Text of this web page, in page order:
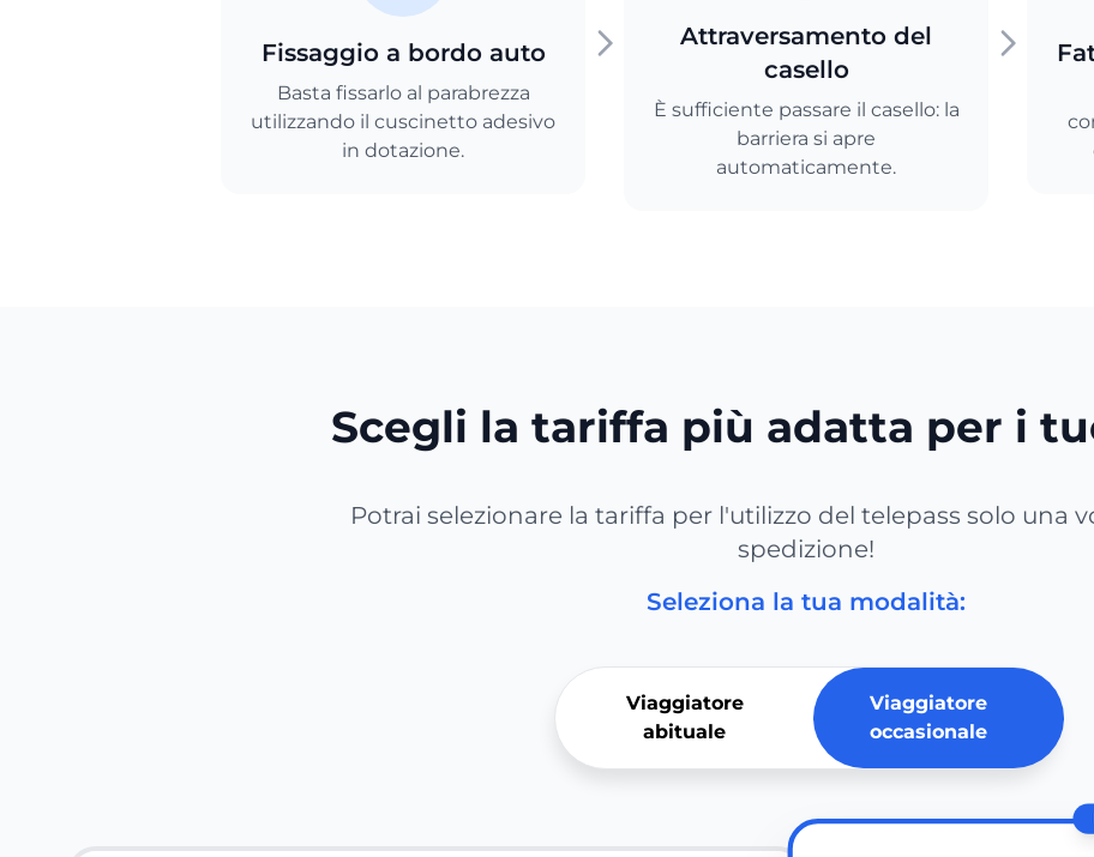
Fissaggio a bordo auto
Basta fissarlo al parabrezza
utilizzando il cuscinetto adesivo
in dotazione.
Attraversamento del
casello
È sufficiente passare il casello: la
barriera si apre
automaticamente.
Scegli la tariffa più adatta per i
Potrai selezionare la tariffa per l'utilizzo del telepass solo una
spedizione!
Seleziona la tua modalità:
Viaggiatore
abituale
Viaggiatore
occasionale